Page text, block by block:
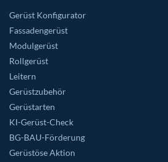
Gerüst Konfigurator
Fassadengerüst
Modulgerüst
Rollgerüst
Leitern
Gerüstzubehör
Gerüstarten
KI-Gerüst-Check
BG-BAU-Förderung
Gerüstöse Aktion